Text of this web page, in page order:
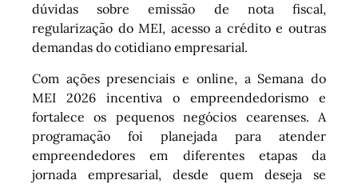
dúvidas sobre emissão de nota fiscal,
regularização do MEI, acesso a crédito e outras
demandas do cotidiano empresarial.
Com ações presenciais e online, a Semana do
MEI 2026 incentiva o empreendedorismo e
fortalece os pequenos negócios cearenses. A
programação foi planejada para atender
empreendedores em diferentes etapas da
jornada empresarial, desde quem deseja se